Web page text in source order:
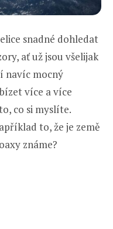
snadné dohledat
ať už jsou všelijak
navíc mocný
více a více
co si myslíte.
to, že je země
známe?